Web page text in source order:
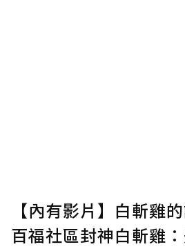
【內有影片】白斬
百福社區封神白斬雞